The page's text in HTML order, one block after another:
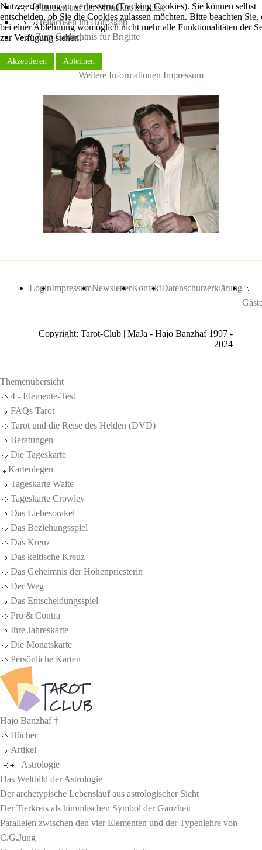
Planeten auf der Mondknotenachse
Heilachsen im Horoskop
Zum Gedächtnis für Brigitte
LoginImpressumNewsletterKontaktDatenschutzerklärung
Copyright: Tarot-Club | MaJa - Hajo Banzhaf 1997 -
2024
Themenübersicht
4 - Elemente-Test
FAQs Tarot
Tarot und die Reise des Helden (DVD)
Beratungen
Die Tageskarte
Kartenlegen
Tageskarte Waite
Tageskarte Crowley
Das Liebesorakel
Das Beziehungsspiel
Das Kreuz
Das keltische Kreuz
Das Geheimnis der Hohenpriesterin
Der Weg
Das Entscheidungsspiel
Pro & Contra
Ihre Jahreskarte
Die Monatskarte
Persönliche Karten
Hajo Banzhaf †
Bücher
Artikel
Astrologie
Das Weltbild der Astrologie
Der archetypische Lebenslauf aus astrologischer Sicht
Der Tierkreis als himmlischen Symbol der Ganzheit
Parallelen zwischen den vier Elementen und der Typenlehre von
C.G.Jung
Nutzererfahrung zu verbessern (Tracking Cookies). Sie können selbst
entscheiden, ob Sie die Cookies zulassen möchten. Bitte beachten Sie,
bei einer Ablehnung womöglich nicht mehr alle Funktionalitäten der
zur Verfügung stehen.
Akzeptieren Ablehnen
Weitere Informationen Impressum